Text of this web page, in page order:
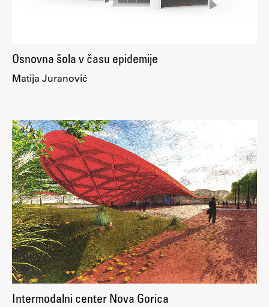
Založništvo
FA–ZA
Zbirke
Publikacije
AR – Arhitektura, raziskovanje
Igra ustvarjalnosti
Osnovna šola v času epidemije
Matija Juranović
Intermodalni center Nova Gorica